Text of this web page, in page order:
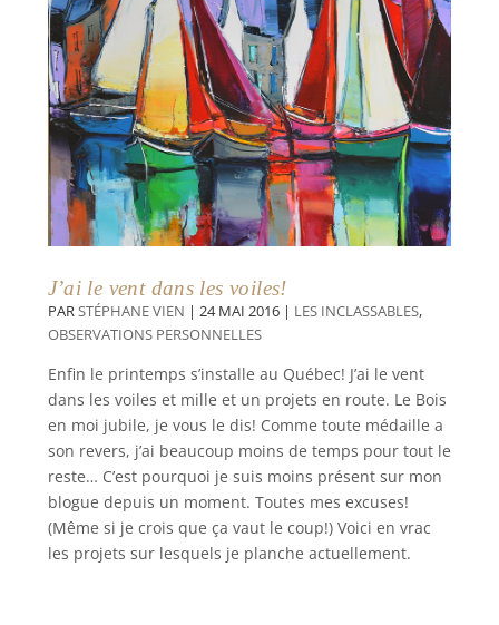
J’ai le vent dans les voiles!
PARSTÉPHANE VIEN | 24 MAI 2016| LES INCLASSABLES,
OBSERVATIONS PERSONNELLES
Enfin le printemps s’installe au Québec! J’ai le vent
dans les voiles et mille et un projets en route. Le Bois
en moi jubile, je vous le dis! Comme toute médaille a
son revers, j’ai beaucoup moins de temps pour tout le
reste… C’est pourquoi je suis moins présent sur mon
blogue depuis un moment. Toutes mes excuses!
(Même si je crois que ça vaut le coup!) Voici en vrac
les projets sur lesquels je planche actuellement.